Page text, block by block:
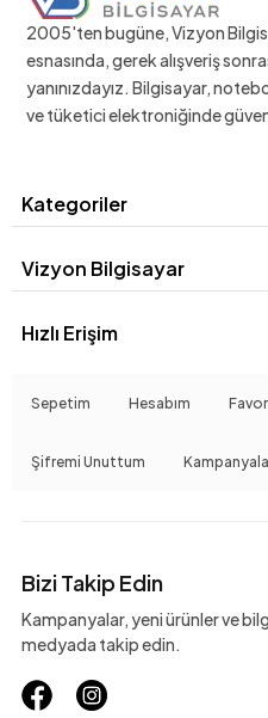
2005'ten bugüne, Vizyon
esnasında, gerek alışveriş
yanınızdayız. Bilgisayar,
ve tüketici elektroniğinde
Kategoriler
Vizyon Bilgisayar
Hızlı Erişim
Sepetim Hesabım
Şifremi Unuttum
Bizi Takip Edin
Kampanyalar, yeni ürünler ve
medyada takip edin.